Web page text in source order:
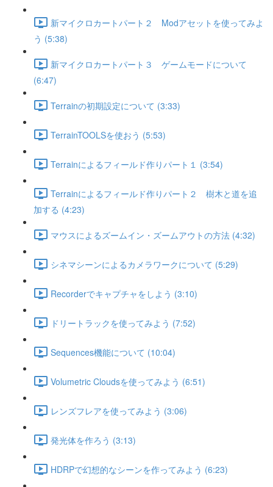
新マイクロカートパート２ Modアセットを使ってみよ
う (5:38)
新マイクロカートパート３ ゲームモードについて
(6:47)
Terrainの初期設定について (3:33)
TerrainTOOLSを使おう (5:53)
Terrainによるフィールド作りパート１ (3:54)
Terrainによるフィールド作りパート２ 樹木と道を追
加する (4:23)
マウスによるズームイン・ズームアウトの方法 (4:32)
シネマシーンによるカメラワークについて (5:29)
Recorderでキャプチャをしよう (3:10)
ドリートラックを使ってみよう (7:52)
Sequences機能について (10:04)
Volumetric Cloudsを使ってみよう (6:51)
レンズフレアを使ってみよう (3:06)
発光体を作ろう (3:13)
HDRPで幻想的なシーンを作ってみよう (6:23)